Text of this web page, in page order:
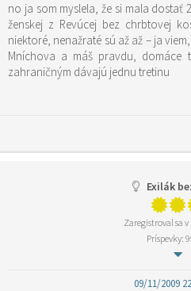
no ja som myslela, že si mala dostať
ženskej z Revúcej bez chrbtovej
niektoré, nenažraté sú až až – ja
Mníchova a máš pravdu,
zahraničným dávajú jednu tretinu
Exilák
Zaregistroval sa
Príspevky:
09/11/2009